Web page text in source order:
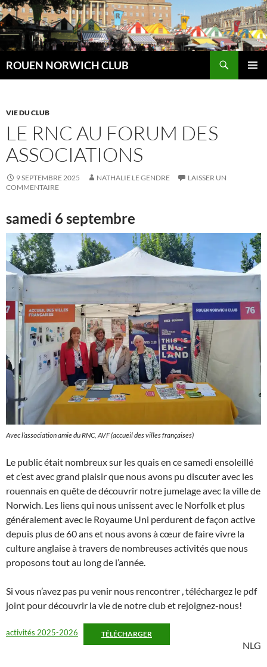
Aller
au
contenu
ROUEN NORWICH CLUB
VIE DU CLUB
LE RNC AU FORUM DES
ASSOCIATIONS
9 SEPTEMBRE 2025 NATHALIE LE GENDRE
LAISSER UN
COMMENTAIRE
samedi 6 septembre
Avec l’association amie du RNC, AVF (accueil des villes françaises)
Le public était nombreux sur les quais en ce samedi ensoleillé
et c’est avec grand plaisir que nous avons pu discuter avec les
rouennais en quête de découvrir notre jumelage avec la ville de
Norwich. Les liens qui nous unissent avec le Norfolk et plus
généralement avec le Royaume Uni perdurent de façon active
depuis plus de 60 ans et nous avons à cœur de faire vivre la
culture anglaise à travers de nombreuses activités que nous
proposons tout au long de l’année.
Si vous n’avez pas pu venir nous rencontrer , téléchargez le pdf
joint pour découvrir la vie de notre club et rejoignez-nous!
activités 2025-2026 TÉLÉCHARGER
NLG